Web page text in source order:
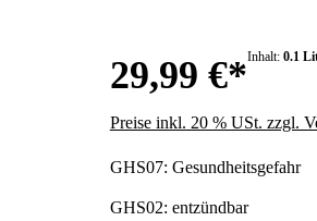
29,99 €*Inhalt: 0.1
Preise inkl. 20 % USt. zzgl.
GHS07: Gesundheitsgefahr
GHS02: entzündbar